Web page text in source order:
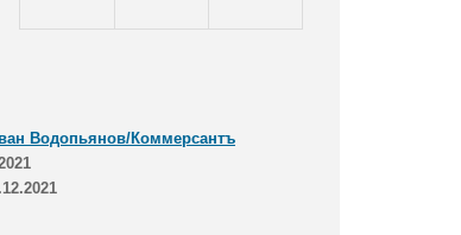
Водопьянов/Коммерсантъ